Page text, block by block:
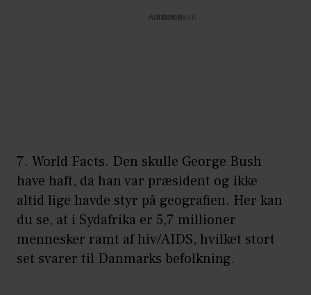
Annonce
7. World Facts. Den skulle George Bush
have haft, da han var præsident og ikke
altid lige havde styr på geografien. Her kan
du se, at i Sydafrika er 5,7 millioner
mennesker ramt af hiv/AIDS, hvilket stort
set svarer til Danmarks befolkning.